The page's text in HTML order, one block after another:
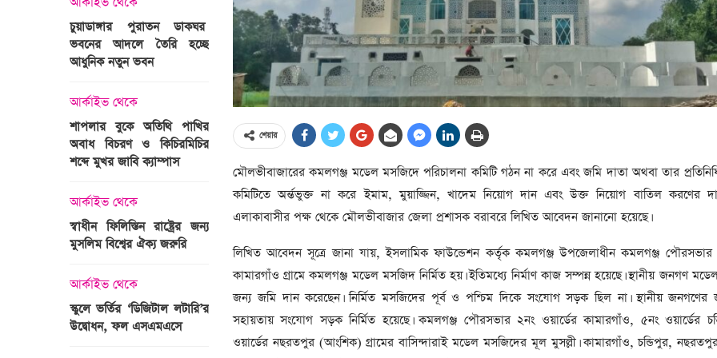
শেয়ার
মৌলভীবাজারের কমলগঞ্জ মডেল মসজিদে পরিচালনা কমিটি গঠন না করে এবং জমি দাতা অথবা তার
কমিটিতে অর্ন্তভুক্ত না করে ইমাম, মুয়াজ্জিন, খাদেম নিয়োগ দান এবং উক্ত নিয়োগ বাতিল করণের
এলাকাবাসীর পক্ষ থেকে মৌলভীবাজার জেলা প্রশাসক বরাবরে লিখিত আবেদন জানানো হয়েছে।
লিখিত আবেদন সূত্রে জানা যায়, ইসলামিক ফাউন্ডেশন কর্তৃক কমলগঞ্জ উপজেলাধীন কমলগঞ্জ পৌরসভার
কামারগাঁও গ্রামে কমলগঞ্জ মডেল মসজিদ নির্মিত হয়। ইতিমধ্যে নির্মাণ কাজ সম্পন্ন হয়েছে। স্থানীয় জনগণ
জন্য জমি দান করেছেন। নির্মিত মসজিদের পূর্ব ও পশ্চিম দিকে সংযোগ সড়ক ছিল না। স্থানীয় জনগণের
সহায়তায় সংযোগ সড়ক নির্মিত হয়েছে। কমলগঞ্জ পৌরসভার ২নং ওয়ার্ডের কামারগাঁও, ৫নং ওয়ার্ডের
ওয়ার্ডের নছরতপুর (আংশিক) গ্রামের বাসিন্দারাই মডেল মসজিদের মূল মুসল্লী। কামারগাঁও, চন্ডিপুর,
পুরাতন ডাকঘর
আদলে তৈরি হচ্ছে
বুকে অতিথি পাখির
ও কিচিরমিচির
জাবি ক্যাম্পাস
ফিলিস্তিন রাষ্ট্রের জন্য
বিশ্বের ঐক্য জরুরি
‘ডিজিটাল লটারি’র
ফল এসএমএসে
অপরাধ
গুলশান হলি আর্টিজান হামলা
মামলা : হাইকোর্টের রায় আজ
আন্তর্জাতিক
অজ্ঞাত বন্দুকধারীর গুলিতে
মাওলানা তারেক জামিলের
ছেলের মৃত্যু
আন্তর্জাতিক
বিশ্বকাপ ইাতহাসে সাকিবের
আরেকটি রেকর্ড
আর্কাইভ থেকে
টানেল উদ্বোধন : প্রধানমন্ত্রীর
জনসভায় যোগ দিচ্ছেন দলীয়
আর্কাইভ থেকে
সেহরি, ইফতার ও তারাবির
সময় নিরবচ্ছিন্ন বিদ্যুৎ রাখার
নির্দেশ: প্রধানমন্ত্রী তারেক
দেশের ১১তম প্রধানমন্ত্রী হলেন
তারেক রহমান
নতুন মন্ত্রিসভা ৫০ সদস্যের হতে
পারে, ২৫ পূর্ণমন্ত্রী, প্রতিমন্ত্রী
২৪
আর্কাইভ থেকে